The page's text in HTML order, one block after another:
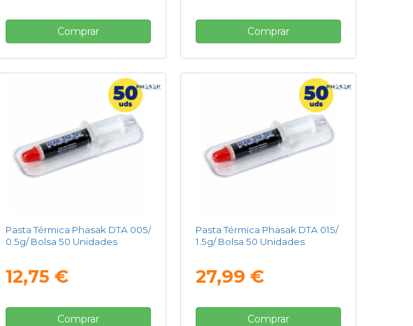
Comprar Comprar
Pasta Térmica Phasak DTA 005/
0.5g/ Bolsa 50 Unidades
12,75 €
Comprar
Pasta Térmica Phasak DTA 015/
1.5g/ Bolsa 50 Unidades
27,99 €
Comprar